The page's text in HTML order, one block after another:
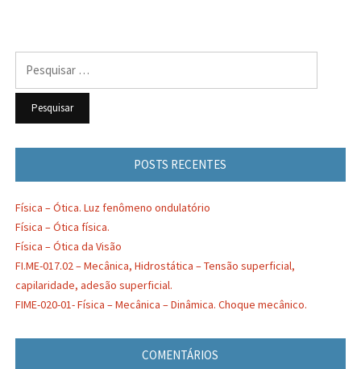
POSTS RECENTES
Física – Ótica. Luz fenômeno ondulatório
Física – Ótica física.
Física – Ótica da Visão
FI.ME-017.02 – Mecânica, Hidrostática – Tensão superficial,
capilaridade, adesão superficial.
FIME-020-01- Física – Mecânica – Dinâmica. Choque mecânico.
COMENTÁRIOS